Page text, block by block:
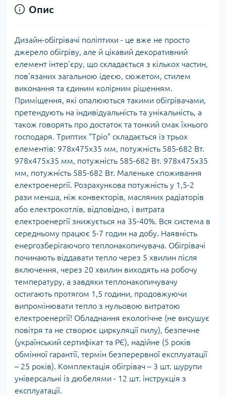
Опис
Дизайн-обігрівачі поліптихи - це вже не просто
джерело обігріву, але й цікавий декоративний
елемент інтер'єру, що складається з кількох частин,
пов'язаних загальною ідеєю, сюжетом, стилем
виконання та єдиним колірним рішенням.
Приміщення, які опалюються такими обігрівачами,
претендують на індивідуальність та унікальність, а
також говорять про достаток та тонкий смак їхнього
господаря. Триптих "Тріо" складається із трьох
елементів: 978х475х35 мм, потужність 585-682 Вт.
978х475х35 мм, потужність 585-682 Вт. 978х475х35
мм, потужність 585-682 Вт. Маленьке споживання
електроенергії. Розрахункова потужність у 1,5-2
рази менша, ніж конвекторів, масляних радіаторів
або електрокотлів, відповідно, і витрата
електроенергії знижується на 35-40%. Вся система в
середньому працює 5-7 годин на добу. Наявність
енергозберігаючого теплонакопичувача. Обігрівачі
починають віддавати тепло через 5 хвилин після
включення, через 20 хвилин виходять на робочу
температуру, а завдяки теплонакопичувачу
остигають протягом 1,5 години, продовжуючи
випромінювати тепло з нульовою витратою
електроенергії! Обладнання екологічне (не висушує
повітря та не створює циркуляції пилу), безпечне
(український сертифікат та РЄ), надійне (5 років
обмінної гарантії, термін безперервної експлуатації
– 25 років). Комплектація обігрівач – 3 шт. шурупи
універсальні із дюбелями - 12 шт. інструкція з
експлуатації.